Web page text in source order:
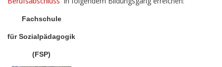
Fachschule
für Sozialpädagogik
(FSP)